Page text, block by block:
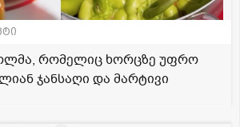
რომელიც ხორცზე უფრო
ჯანსაღი და მარტივი